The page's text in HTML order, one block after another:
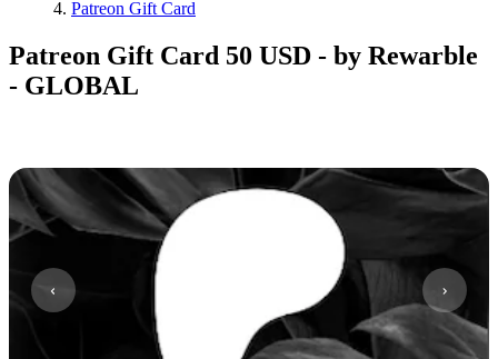
Patreon Gift Card
Patreon Gift Card 50 USD - by Rewarble
- GLOBAL